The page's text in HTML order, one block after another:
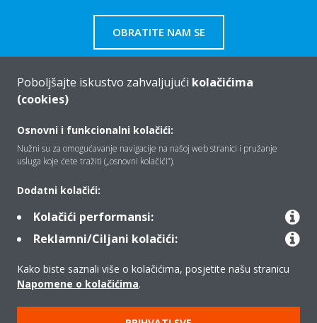
OBRATITE NAM SE
Rješenja
Kontakt
Proizvodi
Poboljšajte iskustvo zahvaljujući kolačićima
(cookies)
Osnovni i funkcionalni kolačići:
Nužni su za omogućavanje navigacije na našoj web stranici i pružanje
usluga koje ćete tražiti („osnovni kolačići”).
Dodatni kolačići:
Kolačići performansi:
Reklamni/Ciljani kolačići:
Kako biste saznali više o kolačićima, posjetite našu stranicu
Napomene o kolačićima.